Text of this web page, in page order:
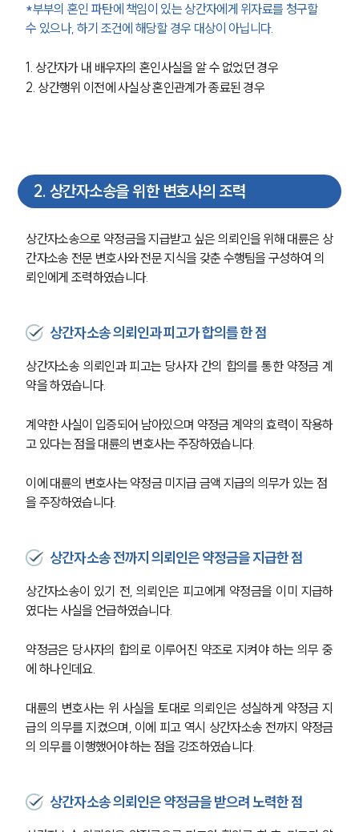
*부부의 혼인 파탄에 책임이 있는 상간자에게 위자료를 청구할
수 있으나, 하기 조건에 해당할 경우 대상이 아닙니다.
1. 상간자가 내 배우자의 혼인사실을 알 수 없었던 경우
2. 상간행위 이전에 사실상 혼인관계가 종료된 경우
2. 상간자소송을 위한 변호사의 조력
상간자소송으로 약정금을 지급받고 싶은 의뢰인을 위해 대륜은 상
간자소송 전문 변호사와 전문 지식을 갖춘 수행팀을 구성하여 의
뢰인에게 조력하였습니다.
상간자소송 의뢰인과 피고가 합의를 한 점
상간자소송 의뢰인과 피고는 당사자 간의 합의를 통한 약정금 계
약을 하였습니다.
계약한 사실이 입증되어 남아있으며 약정금 계약의 효력이 작용하
고 있다는 점을 대륜의 변호사는 주장하였습니다.
이에 대륜의 변호사는 약정금 미지급 금액 지급의 의무가 있는 점
을 주장하였습니다.
상간자소송 전까지 의뢰인은 약정금을 지급한 점
상간자소송이 있기 전, 의뢰인은 피고에게 약정금을 이미 지급하
였다는 사실을 언급하였습니다.
약정금은 당사자의 합의로 이루어진 약조로 지켜야 하는 의무 중
에 하나인데요.
대륜의 변호사는 위 사실을 토대로 의뢰인은 성실하게 약정금 지
급의 의무를 지켰으며, 이에 피고 역시 상간자소송 전까지 약정금
의 의무를 이행했어야 하는 점을 강조하였습니다.
상간자소송 의뢰인은 약정금을 받으려 노력한 점